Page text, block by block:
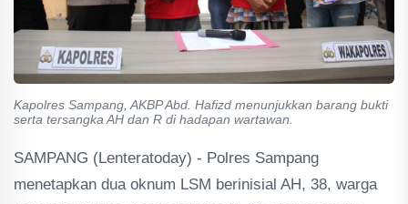
Kapolres Sampang, AKBP Abd. Hafizd menunjukkan barang bukti
serta tersangka AH dan R di hadapan wartawan.
SAMPANG (Lenteratoday) - Polres Sampang
menetapkan dua oknum LSM berinisial AH, 38, warga